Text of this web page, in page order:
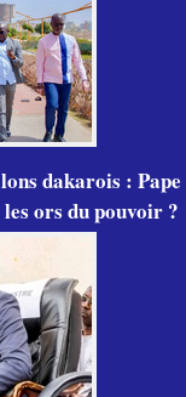
dakarois : Pape
ors du pouvoir ?